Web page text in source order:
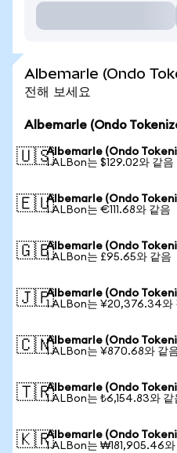
Albemarle (Ondo
전해 보세요
Albemarle (Ondo
🇺🇸Albemarle (Ondo
1 ALBon는 $129.02와 같음
🇪🇺Albemarle (Ondo
1 ALBon는 €111.68와 같음
🇬🇧Albemarle (Ondo
1 ALBon는 £95.65와 같음
🇯🇵Albemarle (Ondo
1 ALBon는 ¥20,376.34와
🇨🇳Albemarle (Ondo
1 ALBon는 ¥870.68와 같
🇹🇷Albemarle (Ondo
1 ALBon는 ₺6,154.83와 같
🇰🇷Albemarle (Ondo
1 ALBon는 ₩181,905.46와